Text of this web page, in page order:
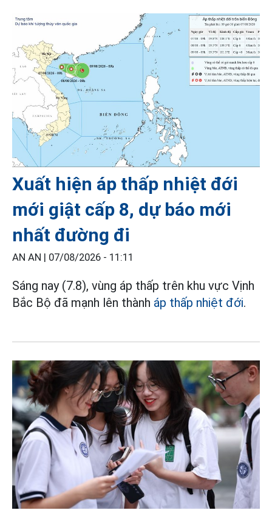
Xuất hiện áp thấp nhiệt đới
mới giật cấp 8, dự báo mới
nhất đường đi
AN AN | 07/08/2026 - 11:11
Sáng nay (7.8), vùng áp thấp trên khu vực Vịnh
Bắc Bộ đã mạnh lên thành áp thấp nhiệt đới.